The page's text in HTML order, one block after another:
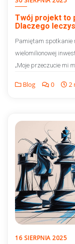
Twój projekt to
Dlaczego
Pamiętam spotkanie
wielomilionowej
„Moje przeczucie mi
Blog 0 2
16 SIERPNIA 2025